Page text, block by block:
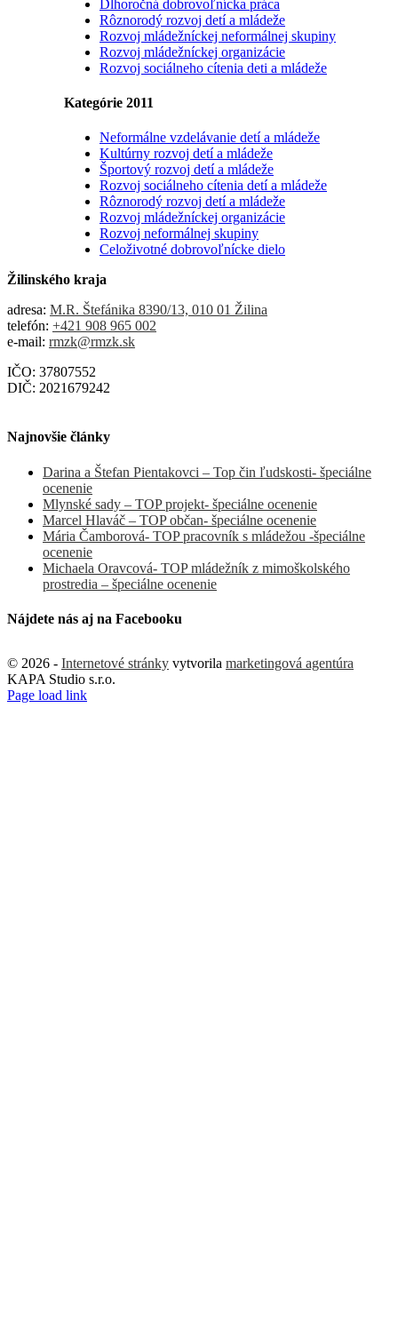
Dlhoročná dobrovoľnícka práca
Rôznorodý rozvoj detí a mládeže
Rozvoj mládežníckej neformálnej skupiny
Rozvoj mládežníckej organizácie
Rozvoj sociálneho cítenia deti a mládeže
Kategórie 2011
Neformálne vzdelávanie detí a mládeže
Kultúrny rozvoj detí a mládeže
Športový rozvoj detí a mládeže
Rozvoj sociálneho cítenia detí a mládeže
Rôznorodý rozvoj detí a mládeže
Rozvoj mládežníckej organizácie
Rozvoj neformálnej skupiny
Celoživotné dobrovoľnícke dielo
Žilinského kraja
adresa: M.R. Štefánika 8390/13, 010 01 Žilina
telefón: +421 908 965 002
e-mail: rmzk@rmzk.sk
IČO: 37807552
DIČ: 2021679242
Najnovšie články
Darina a Štefan Pientakovci – Top čin ľudskosti- špeciálne
ocenenie
Mlynské sady – TOP projekt- špeciálne ocenenie
Marcel Hlaváč – TOP občan- špeciálne ocenenie
Mária Čamborová- TOP pracovník s mládežou -špeciálne
ocenenie
Michaela Oravcová- TOP mládežník z mimoškolského
prostredia – špeciálne ocenenie
Nájdete nás aj na Facebooku
© 2026 - Internetové stránky vytvorila marketingová agentúra
KAPA Studio s.r.o.
Page load link